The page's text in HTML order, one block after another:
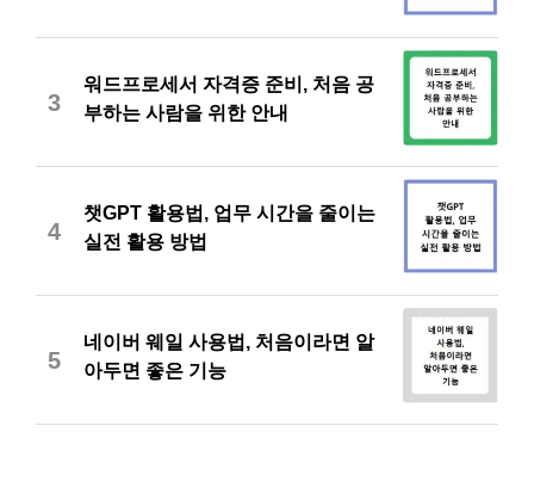
3
워드프로세서 자격증 준비, 처음 공
부하는 사람을 위한 안내
4
챗GPT 활용법, 업무 시간을 줄이는
실전 활용 방법
5
네이버 웨일 사용법, 처음이라면 알
아두면 좋은 기능